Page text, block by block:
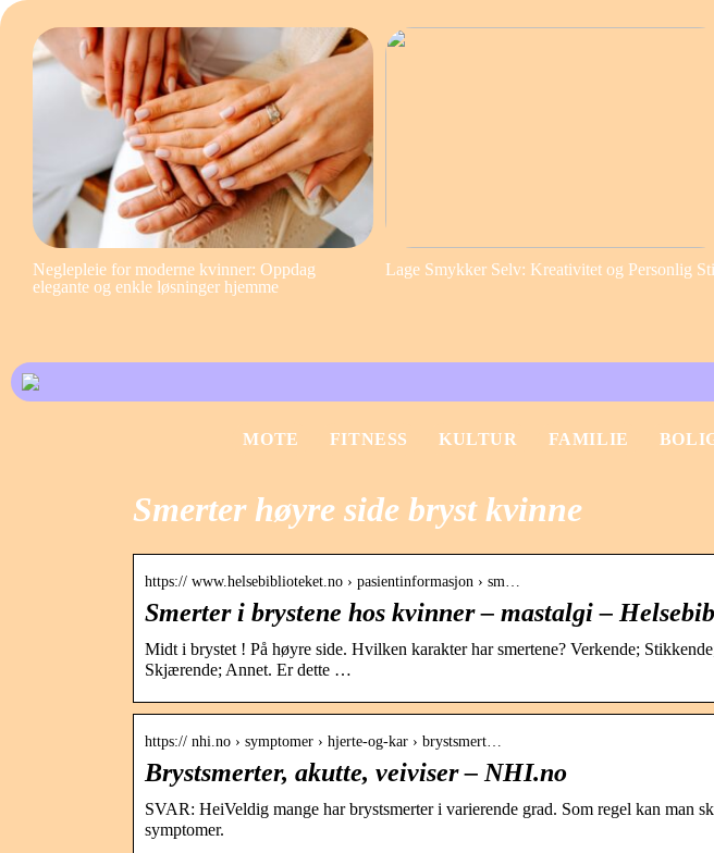
Neglepleie for moderne kvinner: Oppdag
elegante og enkle løsninger hjemme
Lage Smykker Selv: Kreativitet og Personlig
MOTE FITNESS KULTUR FAMILIE
Smerter høyre side bryst kvinne
https:// www.helsebiblioteket.no › pasientinformasjon › sm…
Smerter i brystene hos kvinner – mastalgi –
Midt i brystet ! På høyre side. Hvilken karakter har smertene? Verkende;
Skjærende; Annet. Er dette …
https:// nhi.no › symptomer › hjerte-og-kar › brystsmert…
Brystsmerter, akutte, veiviser – NHI.no
SVAR: HeiVeldig mange har brystsmerter i varierende grad. Som regel kan man
symptomer.